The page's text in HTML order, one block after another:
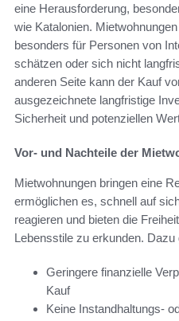
eine Herausforderung,
wie Katalonien.
besonders für Personen von
schätzen oder sich nicht
anderen Seite kann der Kauf
ausgezeichnete langfristige
Sicherheit und potenziellen
Vor- und Nachteile der
Mietwohnungen bringen eine
ermöglichen es, schnell auf
reagieren und bieten die
Lebensstile zu erkunden.
Geringere finanzielle
Kauf
Keine Instandhaltungs-